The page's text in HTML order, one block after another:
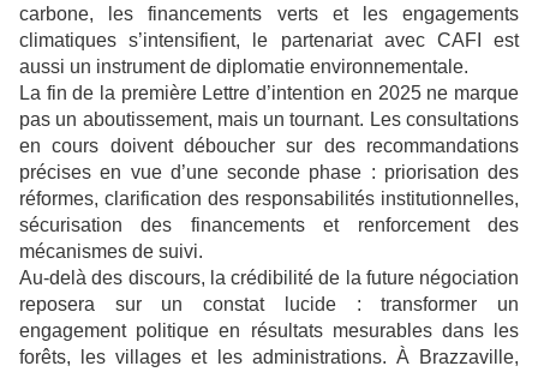
carbone, les financements verts et les engagements
climatiques s’intensifient, le partenariat avec CAFI est
aussi un instrument de diplomatie environnementale.
La fin de la première Lettre d’intention en 2025 ne marque
pas un aboutissement, mais un tournant. Les consultations
en cours doivent déboucher sur des recommandations
précises en vue d’une seconde phase : priorisation des
réformes, clarification des responsabilités institutionnelles,
sécurisation des financements et renforcement des
mécanismes de suivi.
Au-delà des discours, la crédibilité de la future négociation
reposera sur un constat lucide : transformer un
engagement politique en résultats mesurables dans les
forêts, les villages et les administrations. À Brazzaville,